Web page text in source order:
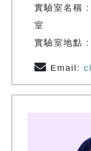
實驗室名稱
室
實驗室地點
Email: